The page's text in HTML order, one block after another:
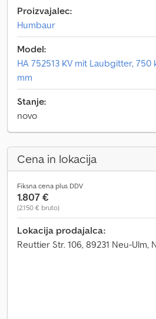
Proizvajalec:
Humbaur
Model:
HA 752513 KV mit Laubgitter, 750
mm
Stanje:
novo
Cena in lokacija
Fiksna cena plus DDV
1.807 €
(2.150 € bruto)
Lokacija prodajalca:
Reuttier Str. 106, 89231 Neu-Ulm,